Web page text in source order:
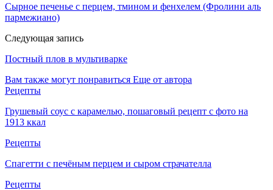
Сырное печенье с перцем, тмином и фенхелем (Фролини аль
пармежиано)
Следующая запись
Постный плов в мультиварке
Вам также могут понравиться Еще от автора
Рецепты
Грушевый соус с карамелью, пошаговый рецепт с фото на
1913 ккал
Рецепты
Спагетти с печёным перцем и сыром страчателла
Рецепты